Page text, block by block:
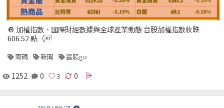
🔘 加權指數、國際財經數據與全球產業動態 台股加權指數收跌
606.52 點（
籌碼 新聞 露股go
1252 0 0